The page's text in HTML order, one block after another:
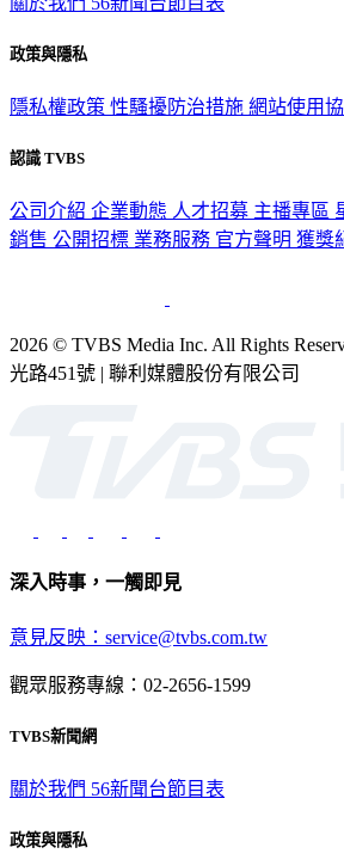
政策與隱私
隱私權政策 性騷擾防治措施 網站使用
認識 TVBS
公司介紹 企業動態 人才招募 主播專區
銷售 公開招標 業務服務 官方聲明 獲獎
2026 © TVBS Media Inc. All Rights
光路451號 | 聯利媒體股份有限公司
深入時事，一觸即見
意見反映：service@tvbs.com.tw
觀眾服務專線：02-2656-1599
TVBS新聞網
關於我們 56新聞台節目表
政策與隱私